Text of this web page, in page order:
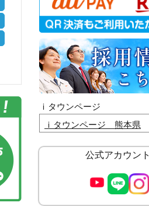
ｉタウンページ
ｉタウンページ 熊本県
公式アカウント